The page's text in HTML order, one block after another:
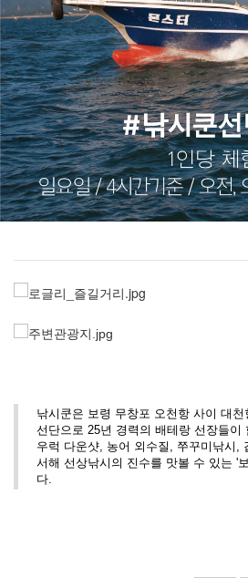
낚시쿤은 보령 무창포 오천항 사이 대
선단으로 25년 경력의 배테랑 선장들이
우럭 다운샷, 농어 외수질, 쭈꾸미낚시,
서해 선상낚시의 진수를 맛볼 수 있는 '
다.